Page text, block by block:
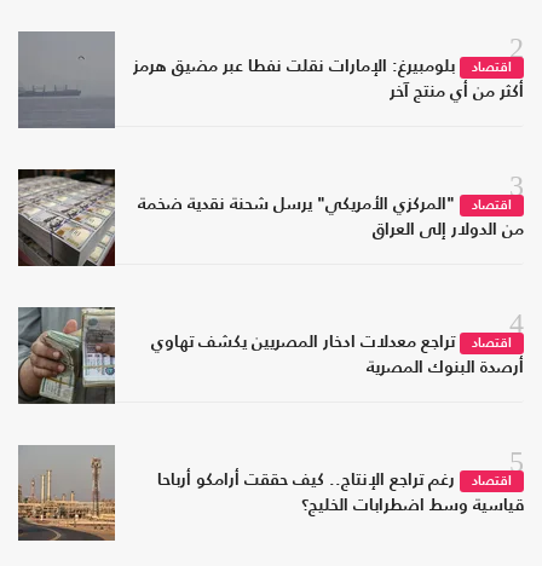
2
اقتصاد
بلومبيرغ: الإمارات نقلت نفطا عبر مضيق هرمز
أكثر من أي منتج آخر
3
اقتصاد
"المركزي الأمريكي" يرسل شحنة نقدية ضخمة
من الدولار إلى العراق
4
اقتصاد
تراجع معدلات ادخار المصريين يكشف تهاوي
أرصدة البنوك المصرية
5
اقتصاد
رغم تراجع الإنتاج.. كيف حققت أرامكو أرباحا
قياسية وسط اضطرابات الخليج؟